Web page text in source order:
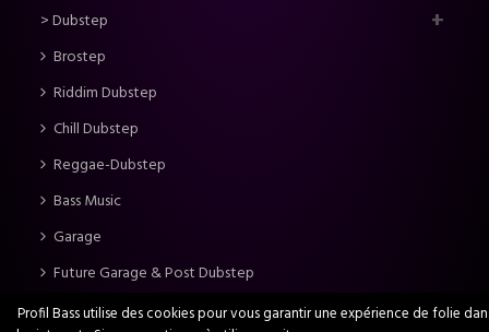
> Dubstep
Brostep
Riddim Dubstep
Chill Dubstep
Reggae-Dubstep
Bass Music
Garage
Future Garage & Post Dubstep
Bass House
Profil Bass utilise des cookies pour vous garantir une expérience de folie